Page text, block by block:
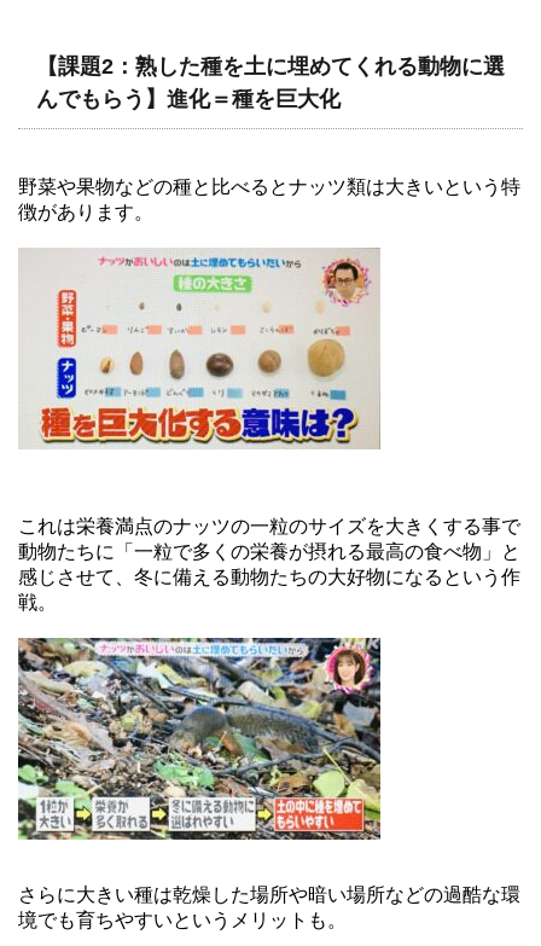
【課題2：熟した種を土に埋めてくれる動物に選
んでもらう】進化＝種を巨大化
野菜や果物などの種と比べるとナッツ類は大きいという特
徴があります。
これは栄養満点のナッツの一粒のサイズを大きくする事で
動物たちに「一粒で多くの栄養が摂れる最高の食べ物」と
感じさせて、冬に備える動物たちの大好物になるという作
戦。
さらに大きい種は乾燥した場所や暗い場所などの過酷な環
境でも育ちやすいというメリットも。